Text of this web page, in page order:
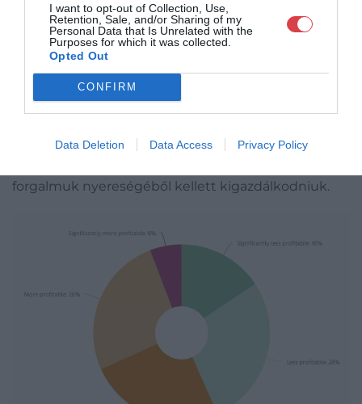
I want to opt-out of Collection, Use,
Retention, Sale, and/or Sharing of my
Personal Data that Is Unrelated with the
Purposes for which it was collected.
Opted Out
CONFIRM
Data Deletion Data Access Privacy Policy
A jelentéshez készült felmérésben a galériák és a
vásárok is súlyos gondként jelölték meg a költségek
növekedését. A működési költségek legalább 10%-
kal voltak magasabbak, mint egy évvel korábban;
különösen jelentősen, 15%-kal nőttek a szállítási
kompenzálására átlagosan 16%-kal emelték a
forgalmuk nyereségéből kellett kigazdálkodniuk.